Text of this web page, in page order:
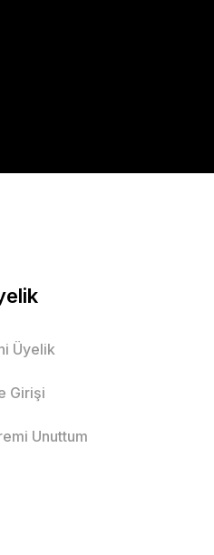
Üyelik
Girişi
Unuttum